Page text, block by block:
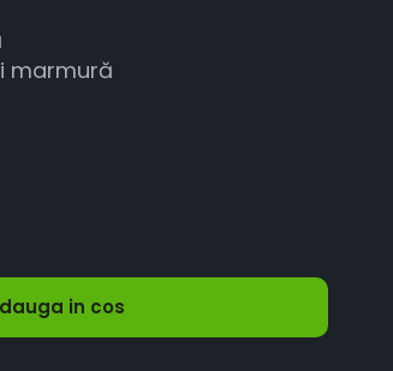
marmură
in cos